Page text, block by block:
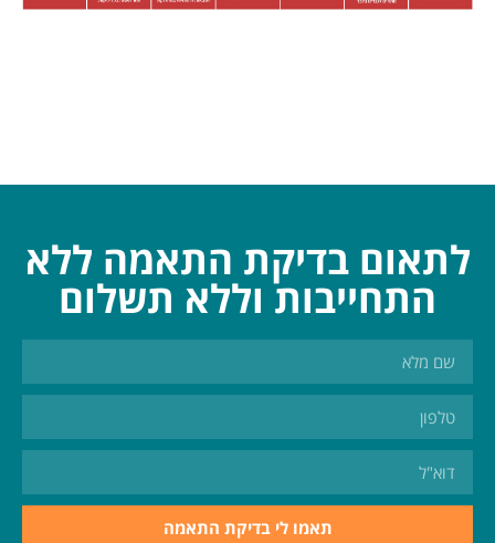
לתאום בדיקת התאמה ללא
התחייבות וללא תשלום
תאמו לי בדיקת התאמה